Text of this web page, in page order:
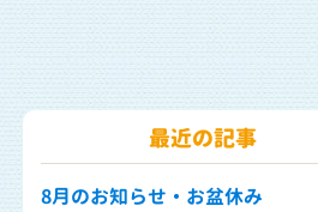
最近の記事
8月のお知らせ・お盆休み